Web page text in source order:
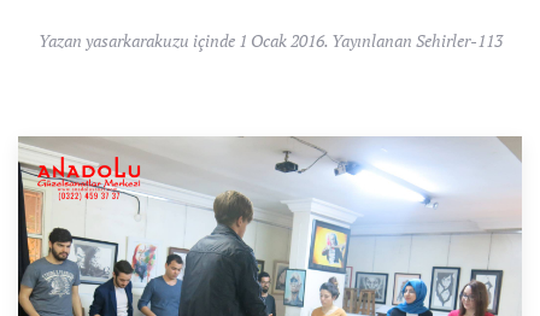
Yazan yasarkarakuzu içinde 1 Ocak 2016. Yayınlanan Sehirler-113